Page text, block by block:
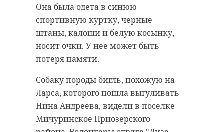
Она была одета в синюю
спортивную куртку, черные
штаны, калоши и белую косынку,
носит очки. У нее может быть
потеря памяти.
Собаку породы бигль, похожую на
Ларса, которого пошла выгуливать
Нина Андреева, видели в поселке
Мичуринское Приозерского
гатчинский район
добровольцы
реставрация усадьба
Поделиться статьей:
история сосновый бор
Поделиться статьей: